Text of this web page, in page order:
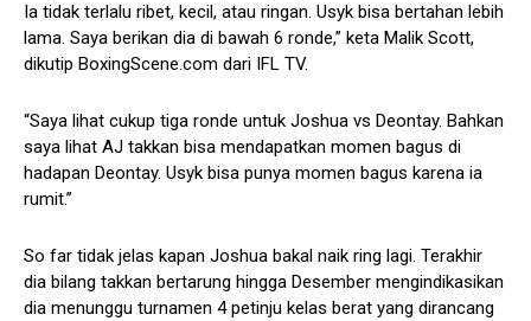
Ia tidak terlalu ribet, kecil, atau ringan. Usyk bisa bertahan lebih
lama. Saya berikan dia di bawah 6 ronde,” keta Malik Scott,
dikutip BoxingScene.com dari IFL TV.
“Saya lihat cukup tiga ronde untuk Joshua vs Deontay. Bahkan
saya lihat AJ takkan bisa mendapatkan momen bagus di
hadapan Deontay. Usyk bisa punya momen bagus karena ia
rumit.”
So far tidak jelas kapan Joshua bakal naik ring lagi. Terakhir
dia bilang takkan bertarung hingga Desember mengindikasikan
dia menunggu turnamen 4 petinju kelas berat yang dirancang